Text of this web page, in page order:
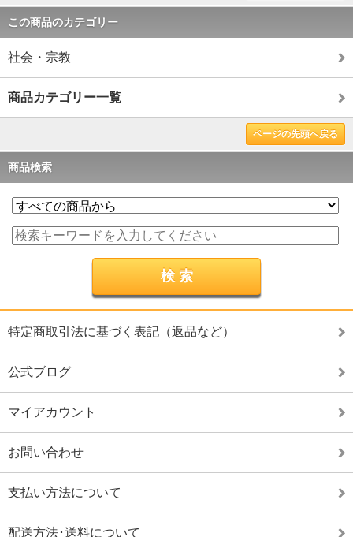
この商品のカテゴリー
社会・宗教
商品カテゴリー一覧
ページの先頭へ戻る
商品検索
特定商取引法に基づく表記（返品など）
公式ブログ
マイアカウント
お問い合わせ
支払い方法について
配送方法･送料について